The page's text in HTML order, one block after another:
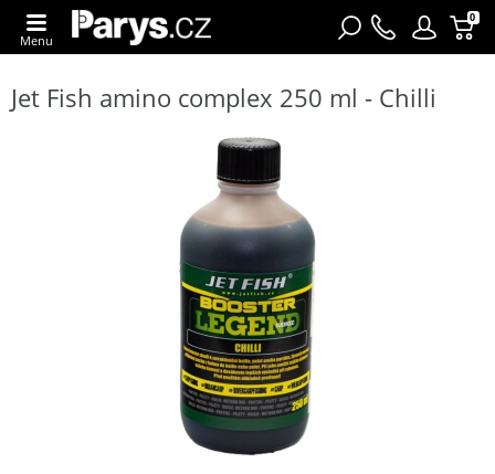
0
Menu
Jet Fish amino complex 250 ml - Chilli